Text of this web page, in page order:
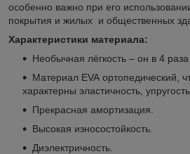
особенно важно при его
покрытия и жилых и общественных
Характеристики материала:
Необычная лёгкость – он в 4
Материал EVA ортопедический,
характерны эластичность,
Прекрасная амортизация.
Высокая износостойкость.
Диэлектричность.